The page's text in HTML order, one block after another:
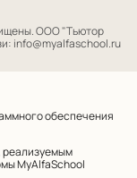
ООО "Тьютор
info@myalfaschool.ru
обеспечения
реализуемым
MyAlfaSchool